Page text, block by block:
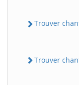
Trouver
Trouver